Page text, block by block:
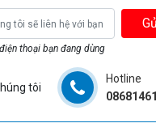
thoại bạn đang dùng
tôi
Hotline